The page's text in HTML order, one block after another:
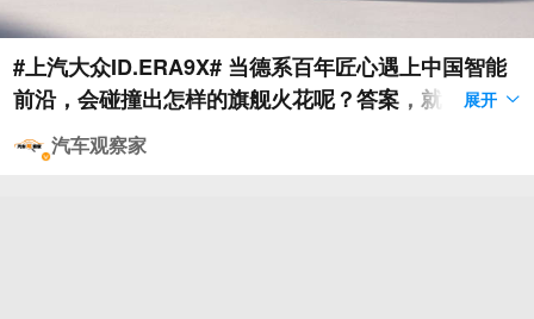
#上汽大众ID.ERA9X# 当德系百年匠心遇上中国智能
前沿，会碰撞出怎样的旗舰火花呢？答案，就在万众
展开
汽车观察家